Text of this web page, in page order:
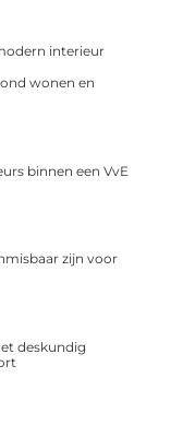
interieur
wonen en
binnen een VvE
zijn voor
deskundig